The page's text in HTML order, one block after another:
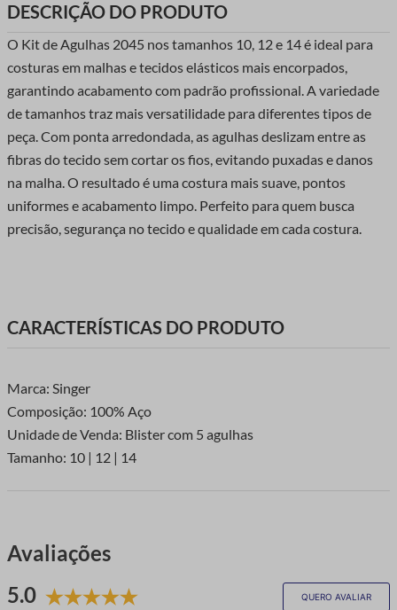
DESCRIÇÃO DO PRODUTO
O Kit de Agulhas 2045 nos tamanhos 10, 12 e 14 é ideal para
costuras em malhas e tecidos elásticos mais encorpados,
garantindo acabamento com padrão profissional. A variedade
de tamanhos traz mais versatilidade para diferentes tipos de
peça. Com ponta arredondada, as agulhas deslizam entre as
fibras do tecido sem cortar os fios, evitando puxadas e danos
na malha. O resultado é uma costura mais suave, pontos
uniformes e acabamento limpo. Perfeito para quem busca
precisão, segurança no tecido e qualidade em cada costura.
CARACTERÍSTICAS DO PRODUTO
Marca: Singer
Composição: 100% Aço
Unidade de Venda: Blister com 5 agulhas
Tamanho: 10 | 12 | 14
Avaliações
5.0
QUERO AVALIAR